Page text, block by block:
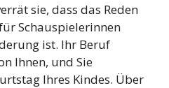
sie, dass das Reden
Schauspielerinnen
ist. Ihr Beruf
Ihnen, und Sie
Ihres Kindes. Über